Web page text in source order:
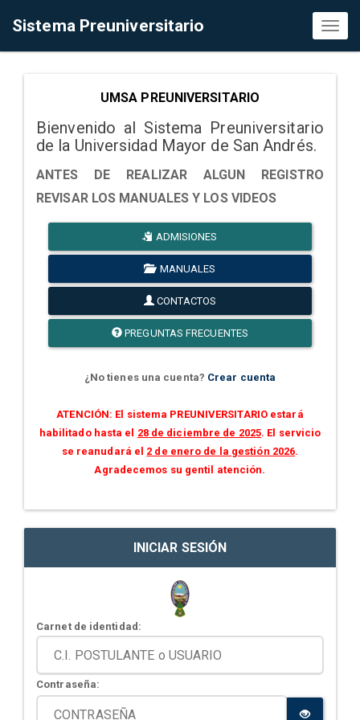
Sistema Preuniversitario
UMSA PREUNIVERSITARIO
Bienvenido al Sistema Preuniversitario
de la Universidad Mayor de San Andrés.
ANTES DE REALIZAR ALGUN REGISTRO
REVISAR LOS MANUALES Y LOS VIDEOS
ADMISIONES
MANUALES
CONTACTOS
PREGUNTAS FRECUENTES
¿No tienes una cuenta? Crear cuenta
ATENCIÓN: El sistema PREUNIVERSITARIO estará
habilitado hasta el 28 de diciembre de 2025. El servicio
se reanudará el 2 de enero de la gestión 2026.
Agradecemos su gentil atención.
INICIAR SESIÓN
Carnet de identidad:
Contraseña: